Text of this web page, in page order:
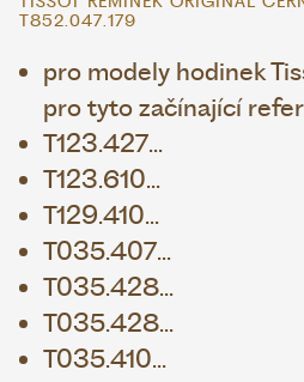
T852.047.179
pro modely hodinek
pro tyto začínající
T123.427...
T123.610...
T129.410...
T035.407...
T035.428...
T035.428...
T035.410...